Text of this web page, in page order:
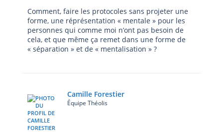
Comment, faire les protocoles sans projeter une
forme, une réprésentation « mentale » pour les
personnes qui comme moi n’ont pas besoin de
cela, et que même ça remet dans une forme de
« séparation » et de « mentalisation » ?
Camille Forestier
Équipe Théolis